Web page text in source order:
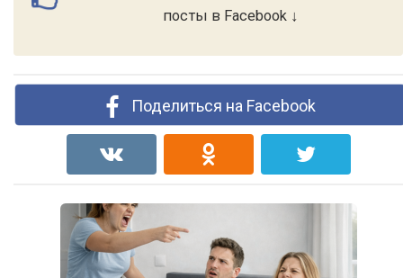
посты в Facebook ↓
Поделиться на Facebook